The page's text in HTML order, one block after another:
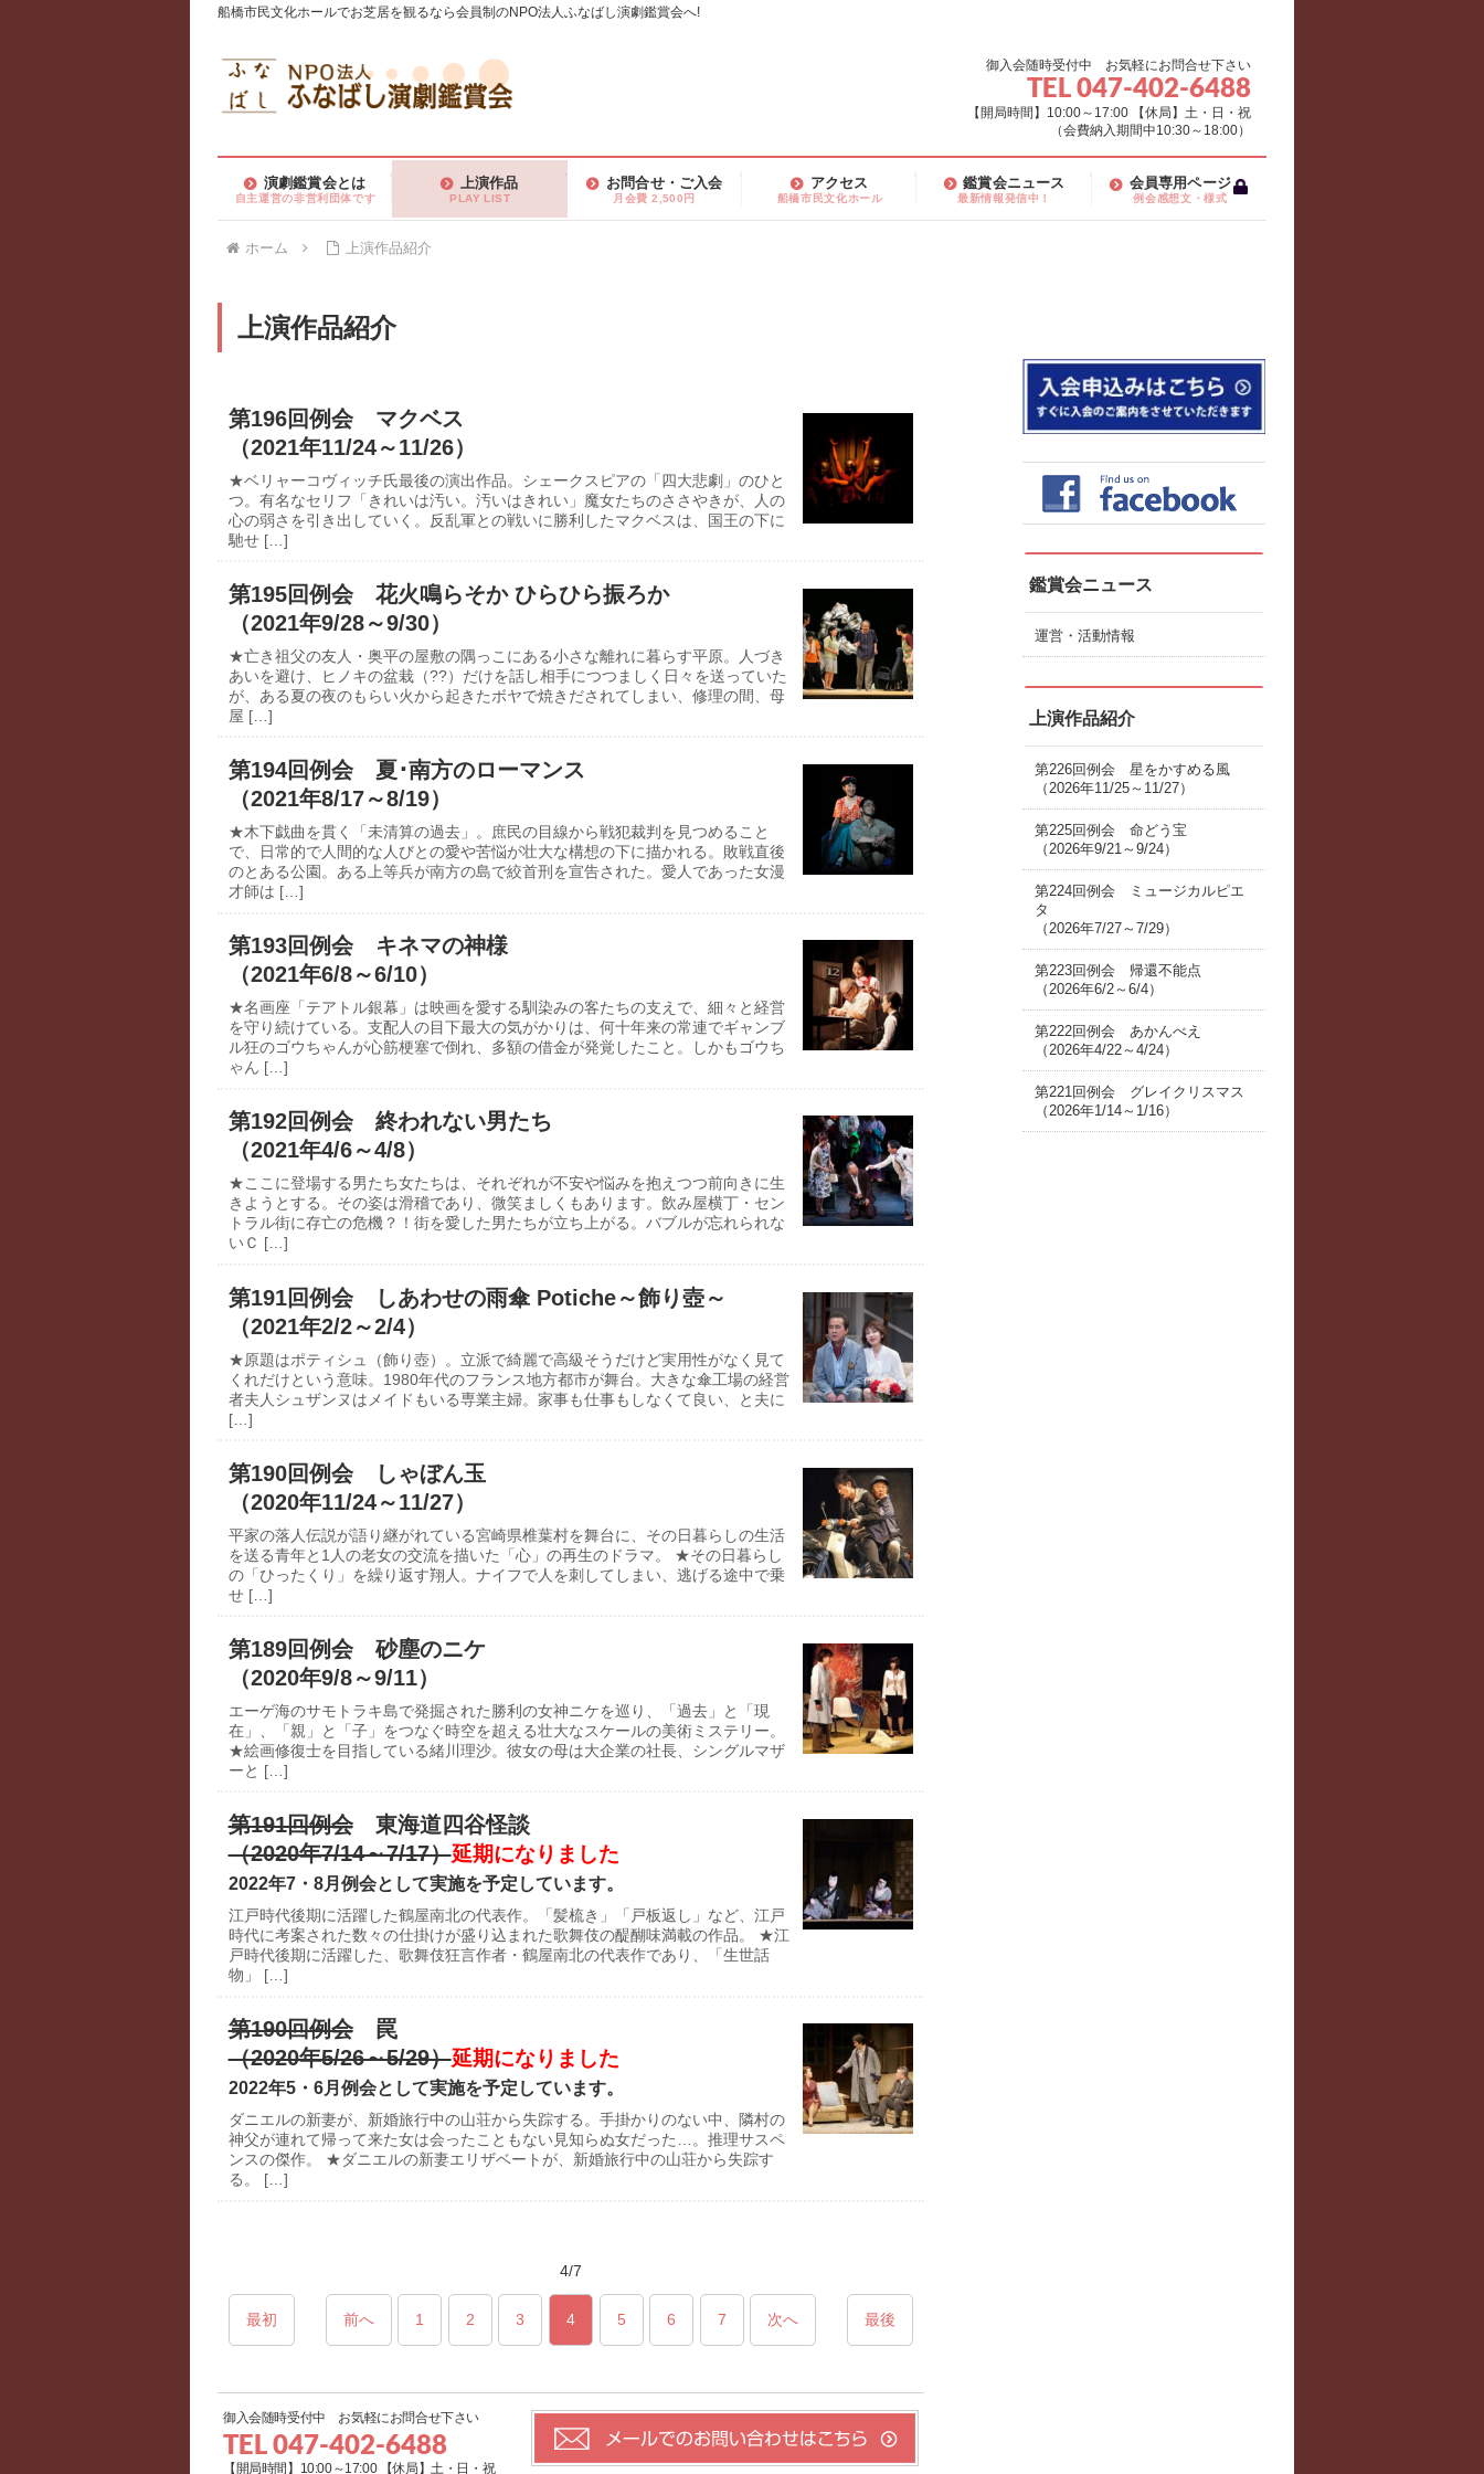
船橋市民文化ホールでお芝居を観るなら会員制のNPO法人ふなばし演劇鑑賞会へ!
御入会随時受付中 お気軽にお問合せ下さい
TEL 047-402-6488
【開局時間】10:00～17:00 【休局】土・日・祝
（会費納入期間中10:30～18:00）
演劇鑑賞会とは
自主運営の非営利団体です
上演作品
PLAY LIST
お問合せ・ご入会
月会費 2,500円
アクセス
船橋市民文化ホール
鑑賞会ニュース
最新情報発信中！
会員専用ページ
例会感想文・様式
ホーム 上演作品紹介
上演作品紹介
第196回例会 マクベス
（2021年11/24～11/26）
★ベリャーコヴィッチ氏最後の演出作品。シェークスピアの「四大悲劇」のひと
つ。有名なセリフ「きれいは汚い。汚いはきれい」魔女たちのささやきが、人の
心の弱さを引き出していく。反乱軍との戦いに勝利したマクベスは、国王の下に
馳せ […]
第195回例会 花火鳴らそか ひらひら振ろか
（2021年9/28～9/30）
★亡き祖父の友人・奥平の屋敷の隅っこにある小さな離れに暮らす平原。人づき
あいを避け、ヒノキの盆栽（??）だけを話し相手につつましく日々を送っていた
が、ある夏の夜のもらい火から起きたボヤで焼きだされてしまい、修理の間、母
屋 […]
第194回例会 夏･南方のローマンス
（2021年8/17～8/19）
★木下戯曲を貫く「未清算の過去」。庶民の目線から戦犯裁判を見つめること
で、日常的で人間的な人びとの愛や苦悩が壮大な構想の下に描かれる。敗戦直後
のとある公園。ある上等兵が南方の島で絞首刑を宣告された。愛人であった女漫
才師は […]
第193回例会 キネマの神様
（2021年6/8～6/10）
★名画座「テアトル銀幕」は映画を愛する馴染みの客たちの支えで、細々と経営
を守り続けている。支配人の目下最大の気がかりは、何十年来の常連でギャンブ
ル狂のゴウちゃんが心筋梗塞で倒れ、多額の借金が発覚したこと。しかもゴウち
ゃん […]
第192回例会 終われない男たち
（2021年4/6～4/8）
★ここに登場する男たち女たちは、それぞれが不安や悩みを抱えつつ前向きに生
きようとする。その姿は滑稽であり、微笑ましくもあります。飲み屋横丁・セン
トラル街に存亡の危機？！街を愛した男たちが立ち上がる。バブルが忘れられな
いＣ […]
第191回例会 しあわせの雨傘 Potiche～飾り壺～
（2021年2/2～2/4）
★原題はポティシュ（飾り壺）。立派で綺麗で高級そうだけど実用性がなく見て
くれだけという意味。1980年代のフランス地方都市が舞台。大きな傘工場の経営
者夫人シュザンヌはメイドもいる専業主婦。家事も仕事もしなくて良い、と夫に
[…]
第190回例会 しゃぼん玉
（2020年11/24～11/27）
平家の落人伝説が語り継がれている宮崎県椎葉村を舞台に、その日暮らしの生活
を送る青年と1人の老女の交流を描いた「心」の再生のドラマ。 ★その日暮らし
の「ひったくり」を繰り返す翔人。ナイフで人を刺してしまい、逃げる途中で乗
せ […]
第189回例会 砂塵のニケ
（2020年9/8～9/11）
エーゲ海のサモトラキ島で発掘された勝利の女神ニケを巡り、「過去」と「現
在」、「親」と「子」をつなぐ時空を超える壮大なスケールの美術ミステリー。
★絵画修復士を目指している緒川理沙。彼女の母は大企業の社長、シングルマザ
ーと […]
第191回例会東海道四谷怪談
（2020年7/14～7/17）延期になりました
2022年7・8月例会として実施を予定しています。
江戸時代後期に活躍した鶴屋南北の代表作。「髪梳き」「戸板返し」など、江戸
時代に考案された数々の仕掛けが盛り込まれた歌舞伎の醍醐味満載の作品。 ★江
戸時代後期に活躍した、歌舞伎狂言作者・鶴屋南北の代表作であり、「生世話
物」 […]
第190回例会罠
（2020年5/26～5/29）延期になりました
2022年5・6月例会として実施を予定しています。
ダニエルの新妻が、新婚旅行中の山荘から失踪する。手掛かりのない中、隣村の
神父が連れて帰って来た女は会ったこともない見知らぬ女だった…。推理サスペ
ンスの傑作。 ★ダニエルの新妻エリザベートが、新婚旅行中の山荘から失踪す
る。 […]
4/7
最初 前へ 1 2 3 4 5 6 7 次へ 最後
御入会随時受付中 お気軽にお問合せ下さい
TEL 047-402-6488
【開局時間】10:00～17:00 【休局】土・日・祝
鑑賞会ニュース
運営・活動情報
上演作品紹介
第226回例会 星をかすめる風
（2026年11/25～11/27）
第225回例会 命どう宝
（2026年9/21～9/24）
第224回例会 ミュージカルピエ
タ
（2026年7/27～7/29）
第223回例会 帰還不能点
（2026年6/2～6/4）
第222回例会 あかんべえ
（2026年4/22～4/24）
第221回例会 グレイクリスマス
（2026年1/14～1/16）